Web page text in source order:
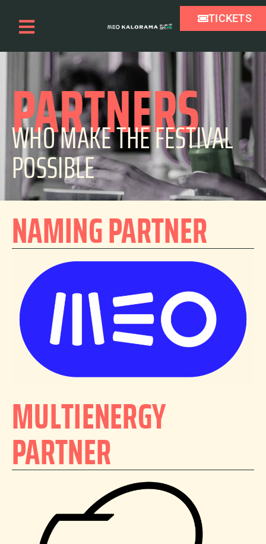
TICKETS
PARTNERS
WHO MAKE THE FESTIVAL
POSSIBLE
NAMING PARTNER
MULTIENERGY
PARTNER